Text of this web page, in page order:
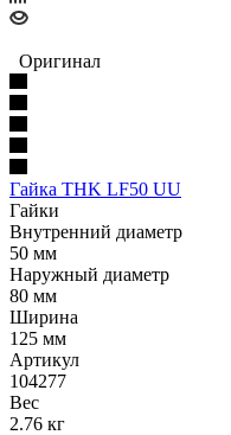
Оригинал
Гайка THK LF50 UU
Гайки
Внутренний диаметр
50 мм
Наружный диаметр
80 мм
Ширина
125 мм
Артикул
104277
Вес
2.76 кг